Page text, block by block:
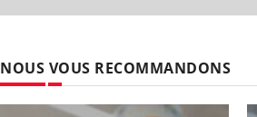
NOUS VOUS RECOMMANDONS